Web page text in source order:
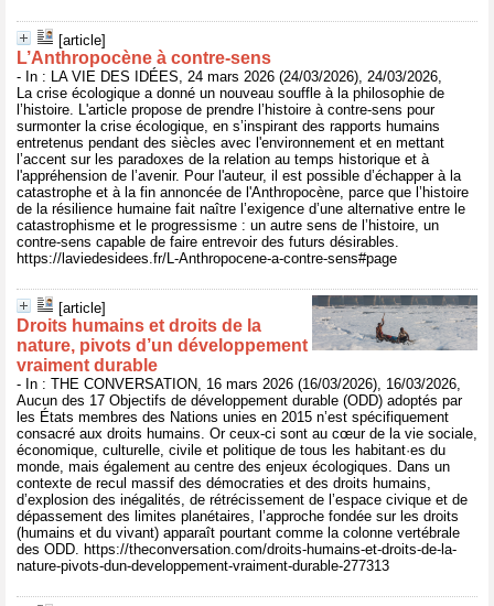
[article]
L’Anthropocène à contre-sens
- In : LA VIE DES IDÉES, 24 mars 2026 (24/03/2026), 24/03/2026,
La crise écologique a donné un nouveau souffle à la philosophie de
l’histoire. L'article propose de prendre l’histoire à contre-sens pour
surmonter la crise écologique, en s’inspirant des rapports humains
entretenus pendant des siècles avec l'environnement et en mettant
l’accent sur les paradoxes de la relation au temps historique et à
l'appréhension de l’avenir. Pour l'auteur, il est possible d’échapper à la
catastrophe et à la fin annoncée de l'Anthropocène, parce que l’histoire
de la résilience humaine fait naître l’exigence d’une alternative entre le
catastrophisme et le progressisme : un autre sens de l’histoire, un
contre-sens capable de faire entrevoir des futurs désirables.
https://laviedesidees.fr/L-Anthropocene-a-contre-sens#page
[article]
Droits humains et droits de la
nature, pivots d’un développement
vraiment durable
- In : THE CONVERSATION, 16 mars 2026 (16/03/2026), 16/03/2026,
Aucun des 17 Objectifs de développement durable (ODD) adoptés par
les États membres des Nations unies en 2015 n’est spécifiquement
consacré aux droits humains. Or ceux-ci sont au cœur de la vie sociale,
économique, culturelle, civile et politique de tous les habitant·es du
monde, mais également au centre des enjeux écologiques. Dans un
contexte de recul massif des démocraties et des droits humains,
d’explosion des inégalités, de rétrécissement de l’espace civique et de
dépassement des limites planétaires, l’approche fondée sur les droits
(humains et du vivant) apparaît pourtant comme la colonne vertébrale
des ODD. https://theconversation.com/droits-humains-et-droits-de-la-
nature-pivots-dun-developpement-vraiment-durable-277313